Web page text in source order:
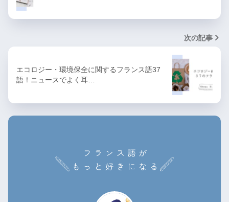
次の記事
エコロジー・環境保全に関するフランス語37
語！ニュースでよく耳…